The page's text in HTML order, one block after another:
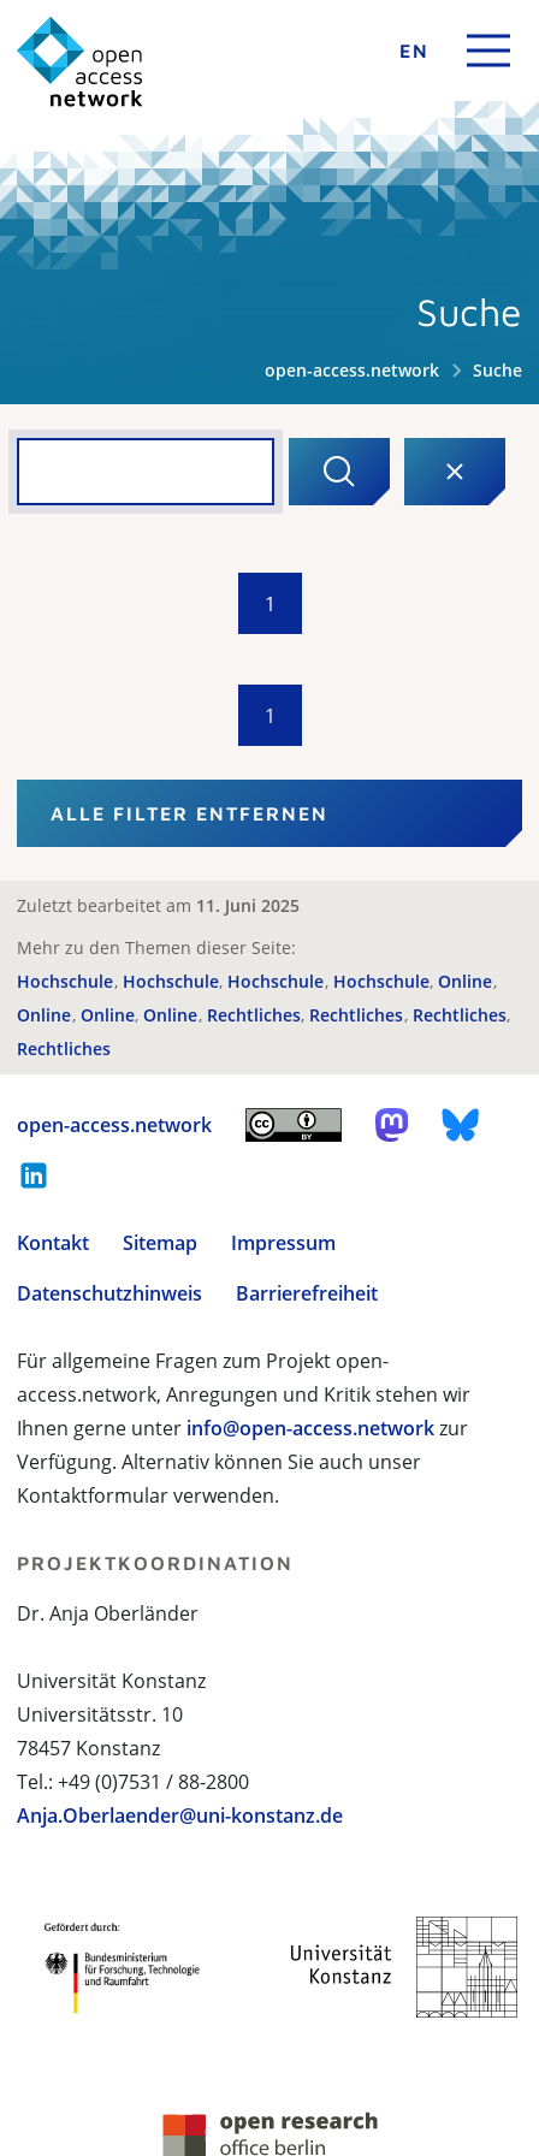
EN
Suche
open-access.network Suche
1
1
ALLE FILTER ENTFERNEN
Zuletzt bearbeitet am 11. Juni 2025
Mehr zu den Themen dieser Seite:
Hochschule Hochschule Hochschule Hochschule Online
Online Online Online Rechtliches Rechtliches Rechtliches
Rechtliches
open-access.network
Kontakt Sitemap
Impressum
Datenschutzhinweis
Barrierefreiheit
Für allgemeine Fragen zum Projekt open-
access.network, Anregungen und Kritik stehen wir
Ihnen gerne unter info@open-access.networkzur
Verfügung. Alternativ können Sie auch unser
Kontaktformular verwenden.
PROJEKTKOORDINATION
Dr. Anja Oberländer
Universität Konstanz
Universitätsstr. 10
78457 Konstanz
Tel.: +49 (0)7531 / 88-2800
Anja.Oberlaender@uni-konstanz.de